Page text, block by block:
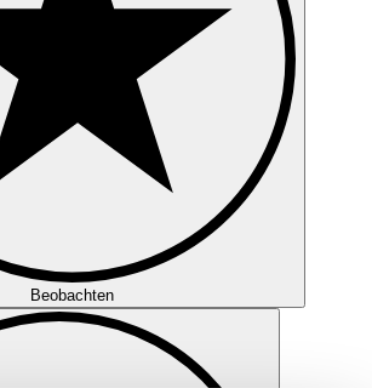
Beobachten